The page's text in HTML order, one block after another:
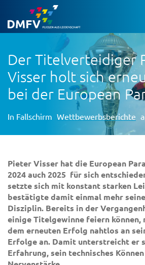
Der Titelverteidiger
Visser holt sich
bei der European
In Fallschirm Wettbewerbsberichte
Pieter Visser hat die European
2024 auch 2025 für sich
setzte sich mit konstant starken
bestätigte damit einmal mehr
Disziplin. Bereits in der
einige Titelgewinne feiern können,
dem erneuten Erfolg nahtlos an
Erfolge an. Damit unterstreicht er
Erfahrung, sein technisches